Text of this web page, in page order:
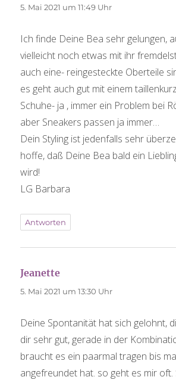
5. Mai 2021 um 11:49 Uhr
Ich finde Deine Bea sehr gelungen,
vielleicht noch etwas mit ihr
auch eine- reingesteckte Oberteile
es geht auch gut mit einem
Schuhe- ja , immer ein Problem bei
aber Sneakers passen ja immer…
Dein Styling ist jedenfalls sehr
hoffe, daß Deine Bea bald ein
wird!
LG Barbara
Antworten
Jeanette
5. Mai 2021 um 13:30 Uhr
Deine Spontanität hat sich gelohnt,
dir sehr gut, gerade in der
braucht es ein paarmal tragen bis
angefreundet hat. so geht es mir oft.